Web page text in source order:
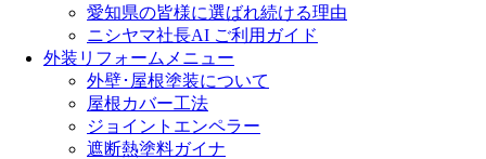
愛知県の皆様に選ばれ続ける理由
ニシヤマ社長AI ご利用ガイド
外装リフォームメニュー
外壁･屋根塗装について
屋根カバー工法
ジョイントエンペラー
遮断熱塗料ガイナ